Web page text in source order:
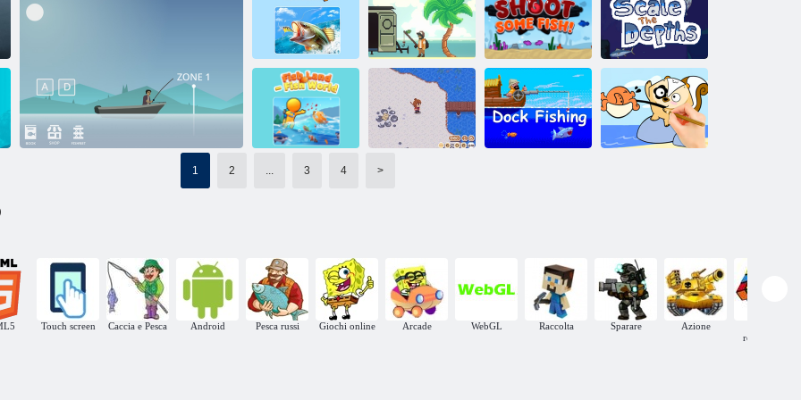
Pesca russa in mare
Barone della
pesca vera pesca
Simulatore di pesca
Pesce che spara
a pesce
cacciatore
Barone di pesca
- Real pesca
Angler Pro Spara dei pesci!
Ridimensionare
la profondità
1 2 ... 3 4 >
Touch screen Caccia e Pesca Android Pesca russi Giochi online Arcade WebGL Raccolta Sparare Azione
rompicapo